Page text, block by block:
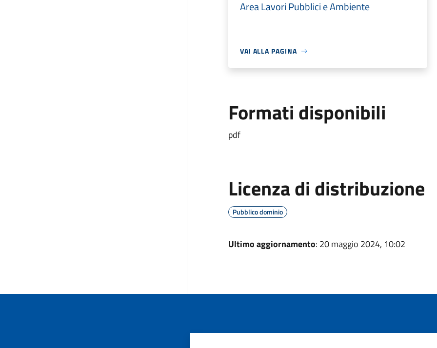
Area Lavori Pubblici e Ambiente
VAI ALLA PAGINA
Formati disponibili
pdf
Licenza di distribuzione
Pubblico dominio
Ultimo aggiornamento: 20 maggio 2024, 10:02